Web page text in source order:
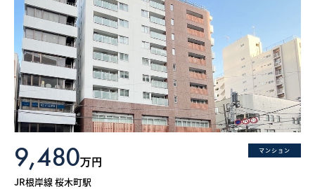
マンション
9,480万円
JR根岸線 桜木町駅